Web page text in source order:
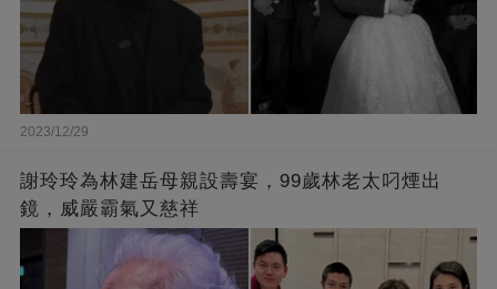
2023/12/29
謝玲玲為林建岳母親設壽宴，99歲林老太叼煙出
鏡，威嚴霸氣又慈祥